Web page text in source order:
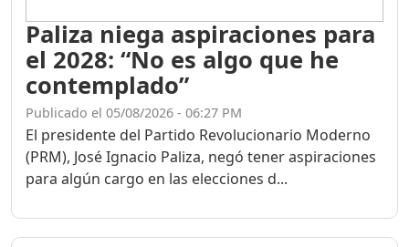
Paliza niega aspiraciones para
el 2028: “No es algo que he
contemplado”
Publicado el 05/08/2026 - 06:27 PM
El presidente del Partido Revolucionario Moderno
(PRM), José Ignacio Paliza, negó tener aspiraciones
para algún cargo en las elecciones d...